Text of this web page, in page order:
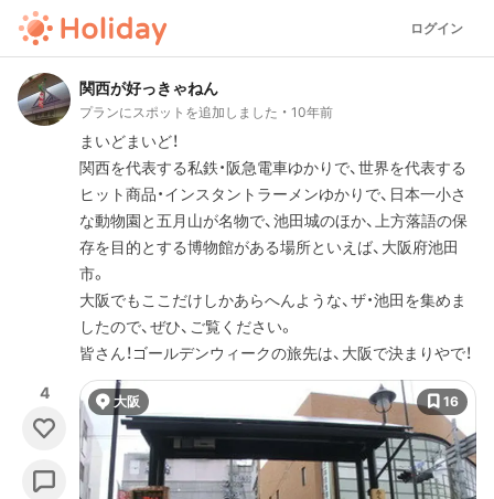
ログイン
関西が好っきゃねん
プランにスポットを追加しました 10年前
まいどまいど！
関西を代表する私鉄・阪急電車ゆかりで、世界を代表する
ヒット商品・インスタントラーメンゆかりで、日本一小さ
な動物園と五月山が名物で、池田城のほか、上方落語の保
存を目的とする博物館がある場所といえば、大阪府池田
市。
大阪でもここだけしかあらへんような、ザ・池田を集めま
したので、ぜひ、ご覧ください。
皆さん！ゴールデンウィークの旅先は、大阪で決まりやで！
4 大阪 16